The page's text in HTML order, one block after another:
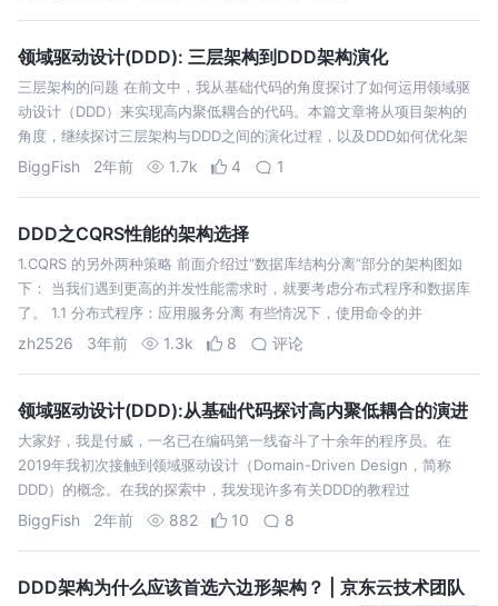
领域驱动设计(DDD): 三层架构到DDD架构演化
三层架构的问题 在前文中，我从基础代码的角度探讨了如何运用领域驱
动设计（DDD）来实现高内聚低耦合的代码。本篇文章将从项目架构的
角度，继续探讨三层架构与DDD之间的演化过程，以及DDD如何优化架
构的问
BiggFish 2年前 1.7k 4 1
DDD之CQRS性能的架构选择
1.CQRS 的另外两种策略 前面介绍过“数据库结构分离”部分的架构图如
下： 当我们遇到更高的并发性能需求时，就要考虑分布式程序和数据库
了。 1.1 分布式程序：应用服务分离 有些情况下，使用命令的并
zh2526 3年前 1.3k 8 评论
领域驱动设计(DDD):从基础代码探讨高内聚低耦合的演进
大家好，我是付威，一名已在编码第一线奋斗了十余年的程序员。在
2019年我初次接触到领域驱动设计（Domain-Driven Design，简称
DDD）的概念。在我的探索中，我发现许多有关DDD的教程过
BiggFish 2年前 882 10 8
DDD架构为什么应该首选六边形架构？ | 京东云技术团队